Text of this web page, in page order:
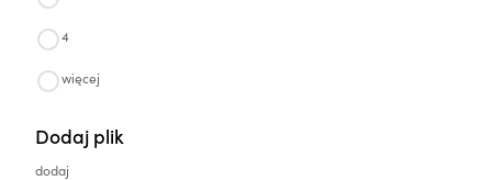
4
więcej
Dodaj plik
dodaj